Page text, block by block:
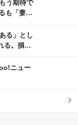
う期待で
も「妻は
る」とし
る。損害
ニュー